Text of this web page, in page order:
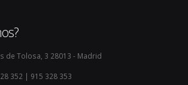
de Tolosa, 3 28013 - Madrid
352 | 915 328 353